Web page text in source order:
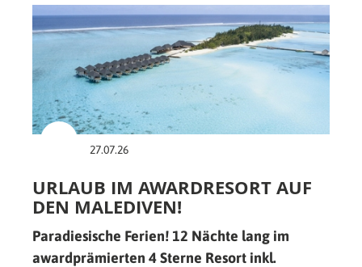
27.07.26
URLAUB IM AWARDRESORT AUF
DEN MALEDIVEN!
Paradiesische Ferien! 12 Nächte lang im
awardprämierten 4 Sterne Resort inkl.